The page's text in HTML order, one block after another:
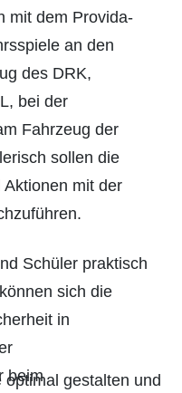
mit dem Provida-
an den
des DRK,
bei der
Fahrzeug der
sollen die
mit der
Schüler praktisch
sich die
in
beim
gestalten und